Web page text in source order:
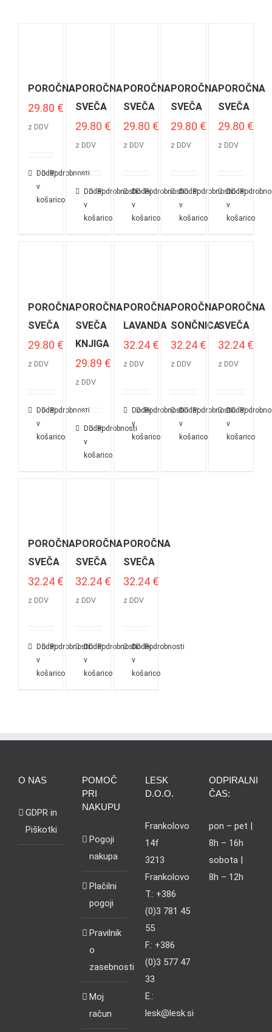
POROČNA
29.80 €
z DDV
Dodaj
v
košarico
Podrobnosti
POROČNA
SVEČA
29.80 €
z DDV
Dodaj
v
košarico
Podrobnosti
POROČNA
SVEČA
29.80 €
z DDV
Dodaj
v
košarico
Podrobnosti
POROČNA
SVEČA
29.80 €
z DDV
Dodaj
v
košarico
Podrobnosti
POROČNA
SVEČA
29.80 €
z DDV
Dodaj
v
košarico
POROČNA
SVEČA
29.80 €
z DDV
Dodaj
v
košarico
Podrobnosti
POROČNA
SVEČA
KNJIGA
29.89 €
z DDV
Dodaj
v
košarico
Podrobnosti
POROČNA
LAVANDA
32.24 €
z DDV
Dodaj
v
košarico
Podrobnosti
POROČNA
SONČNICA
32.24 €
z DDV
Dodaj
v
košarico
Podrobnosti
POROČNA
SVEČA
32.24 €
z DDV
Dodaj
v
košarico
POROČNA
SVEČA
32.24 €
z DDV
Dodaj
v
košarico
Podrobnosti
POROČNA
SVEČA
32.24 €
z DDV
Dodaj
v
košarico
Podrobnosti
POROČNA
SVEČA
32.24 €
z DDV
Dodaj
v
košarico
Podrobnosti
O NAS
GDPR in
Piškotki
POMOČ
PRI
NAKUPU
Pogoji
nakupa
Plačilni
pogoji
Pravilnik
o
zasebnosti
Moj
račun
LESK
D.O.O.
Frankolovo
14f
3213
Frankolovo
T.: +386
(0)3 781 45
55
F.: +386
(0)3 577 47
33
E.:
lesk@lesk.si
ODPIRALNI
ČAS:
pon – pet |
8h – 16h
sobota |
8h – 12h